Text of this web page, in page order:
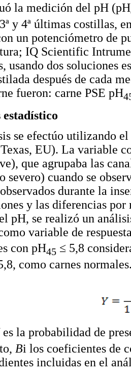
la medición del pH (pH
y 4ª últimas costillas,
un potenciómetro de
IQ Scientific
usando dos soluciones
después de cada
fueron: carne PSE pH
se efectúo utilizando
EU). La variable
que agrupaba las
severo) cuando se
durante la
y las diferencias por
pH, se realizó un
variable de
con pH45 ≤ 5,8
como carnes
es la probabilidad de
Bi los coeficientes de
incluidas en el